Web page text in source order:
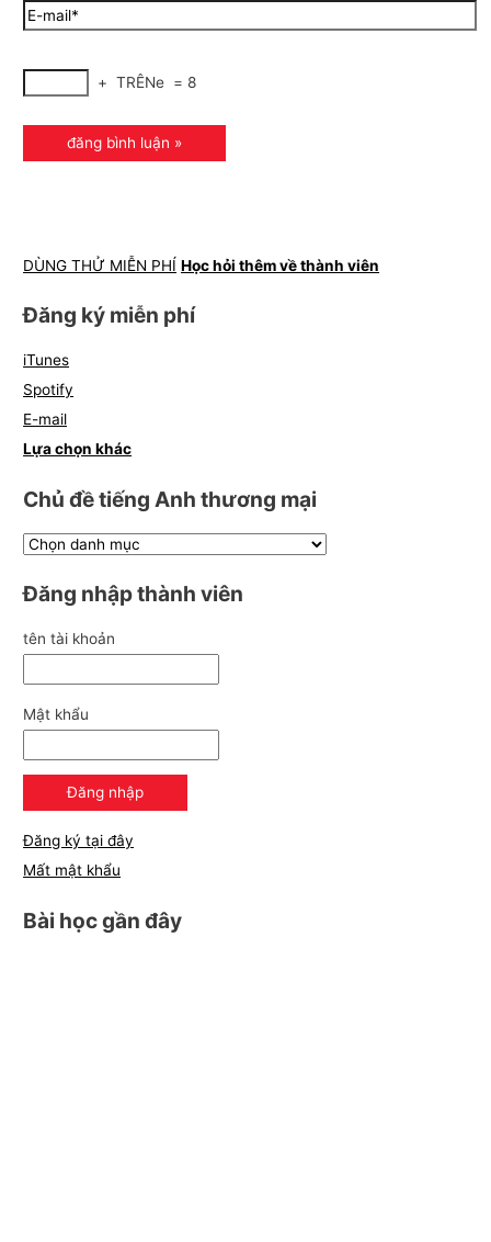
+ TRÊNe = 8
DÙNG THỬ MIỄN PHÍ Học hỏi thêm về thành viên
Đăng ký miễn phí
iTunes
Spotify
E-mail
Lựa chọn khác
Chủ đề tiếng Anh thương mại
Đăng nhập thành viên
tên tài khoản
Mật khẩu
Đăng ký tại đây
Mất mật khẩu
Bài học gần đây